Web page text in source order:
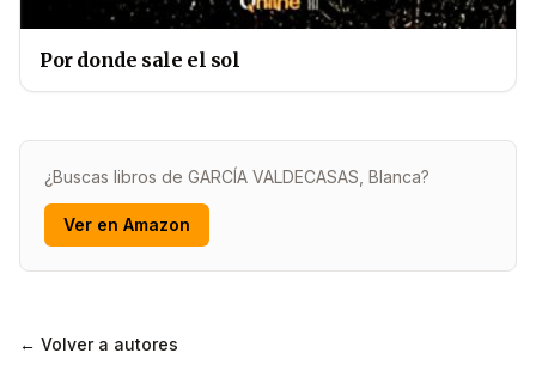
Por donde sale el sol
¿Buscas libros de GARCÍA VALDECASAS, Blanca?
Ver en Amazon
← Volver a autores